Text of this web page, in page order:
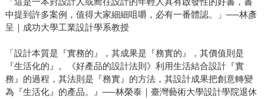
中提到許多案例，值得大家細細咀嚼，必有一番體認。」──林彥
呈｜成功大學工業設計學系教授
「設計本質是『實務的』，其成果是『務實的』，其價值則是
『生活化的』。《好產品的設計法則》利用生活結合設計『實
務』的過程，其法則是『務實』的方法，其設計成果把創意轉變
為『生活化』的產品。』──林榮泰｜臺灣藝術大學設計學院退休